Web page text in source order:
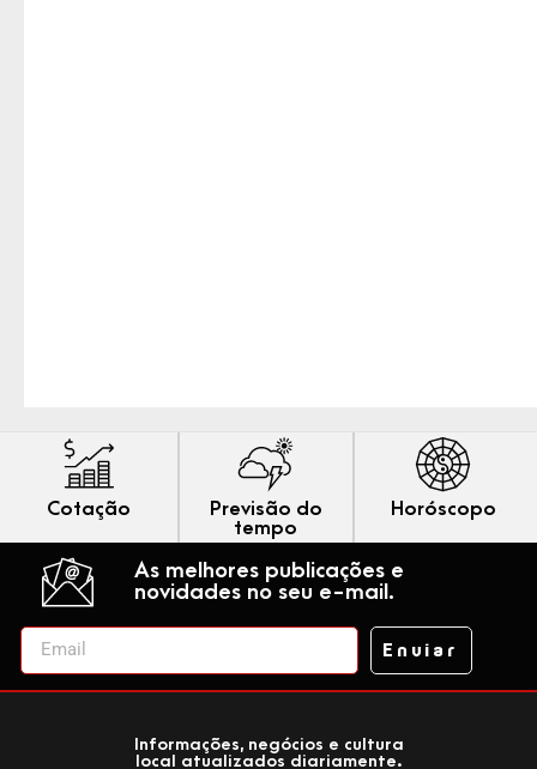
Cotação
Previsão do
tempo
Horóscopo
As melhores publicações e
novidades no seu e-mail.
Enviar
Informações, negócios e cultura
local atualizados diariamente.